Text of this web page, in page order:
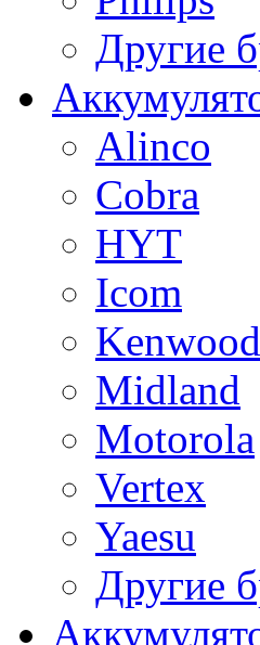
Другие
Alinco
Cobra
HYT
Icom
Kenwood
Midland
Motorola
Vertex
Yaesu
Другие